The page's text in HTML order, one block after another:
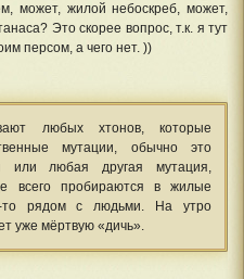
может, жилой небоскреб, может,
Это скорее вопрос, т.к. я тут
персом, а чего нет. ))
любых хтонов, которые
мутации, обычно это
или любая другая мутация,
всего пробираются в жилые
то рядом с людьми. На утро
уже мёртвую «дичь».